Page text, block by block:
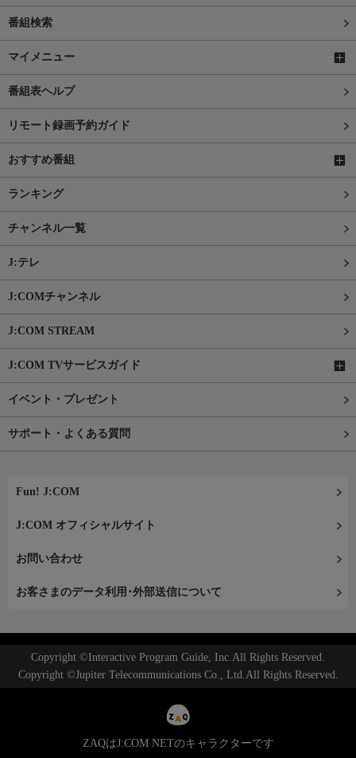
番組検索
マイメニュー
番組表ヘルプ
リモート録画予約ガイド
おすすめ番組
ランキング
チャンネル一覧
J:テレ
J:COMチャンネル
J:COM STREAM
J:COM TVサービスガイド
イベント・プレゼント
サポート・よくある質問
Fun! J:COM
J:COM オフィシャルサイト
お問い合わせ
お客さまのデータ利用･外部送信について
Copyright ©Interactive Program Guide, Inc.All Rights Reserved.
Copyright ©Jupiter Telecommunications Co., Ltd.All Rights Reserved.
ZAQはJ:COM NETのキャラクターです